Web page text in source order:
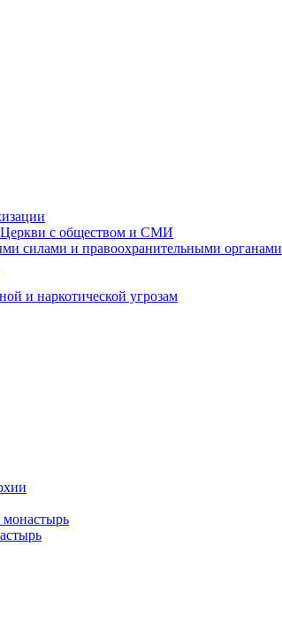
Церкви с обществом и СМИ
силами и правоохранительными органами
и наркотической угрозам